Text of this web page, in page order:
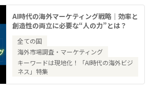
AI時代の海外マーケティング戦略｜効率と
創造性の両立に必要な“人の力”とは？
全ての国
海外市場調査・マーケティング
キーワードは現地化！「AI時代の海外ビジ
ネス」特集